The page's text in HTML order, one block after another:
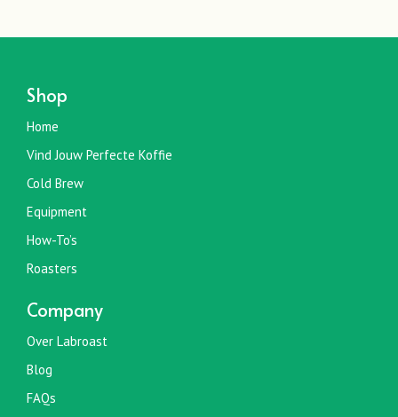
variaties.
Shop
Home
Vind Jouw Perfecte Koffie
Cold Brew
Equipment
How-To’s
Roasters
Company
Over Labroast
Blog
FAQs